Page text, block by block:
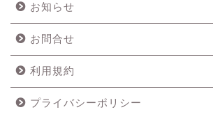
お知らせ
お問合せ
利用規約
プライバシーポリシー